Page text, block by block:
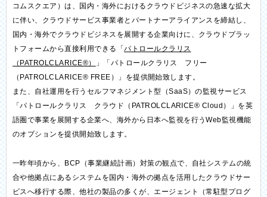
コムスクエア）は、国内・海外におけるクラウドビジネスの急速な拡大
に伴い、クラウドサービス事業者とパートナーアライアンスを締結し、
国内・海外でクラウドビジネスを展開する企業向けに、クラウドプラッ
トフォームから直接利用できる「パトロールクラリス
（PATROLCLARICE®）
」「パトロールクラリス フリー
（PATROLCLARICE® FREE）」を提供開始致します。
また、自社運用を行うセルフマネジメント型（SaaS）の監視サービス
「パトロールクラリス クラウド（PATROLCLARICE® Cloud）」を英
語圏で事業を展開する企業へ、海外から日本へ監視を行うWeb監視機能
のオプションを提供開始致します。
一昨年頃から、BCP（事業継続計画）対策の観点で、自社システムの統
合や他拠点にあるシステムを国内・海外の拠点を活用したクラウドサー
ビスへ移行する際、他社の製品の多くが、エージェント（常駐型プログ